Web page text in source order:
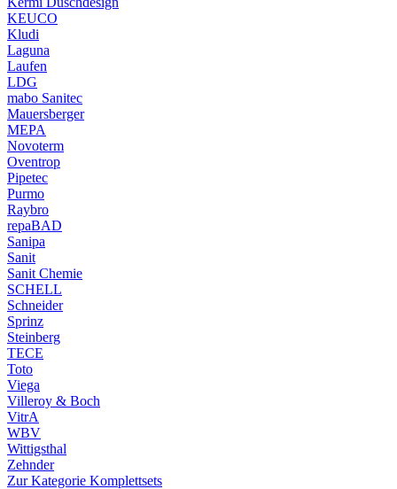
KEUCO
Kludi
Laguna
Laufen
LDG
mabo Sanitec
Mauersberger
MEPA
Novoterm
Oventrop
Pipetec
Purmo
Raybro
repaBAD
Sanipa
Sanit
Sanit Chemie
SCHELL
Schneider
Sprinz
Steinberg
TECE
Toto
Viega
Villeroy & Boch
VitrA
WBV
Wittigsthal
Zehnder
Zur Kategorie Komplettsets